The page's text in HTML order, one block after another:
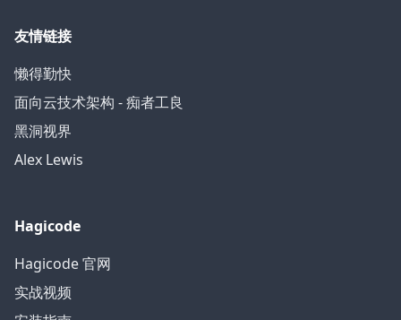
友情链接
懒得勤快
面向云技术架构 - 痴者工良
黑洞视界
Alex Lewis
Hagicode
Hagicode 官网
实战视频